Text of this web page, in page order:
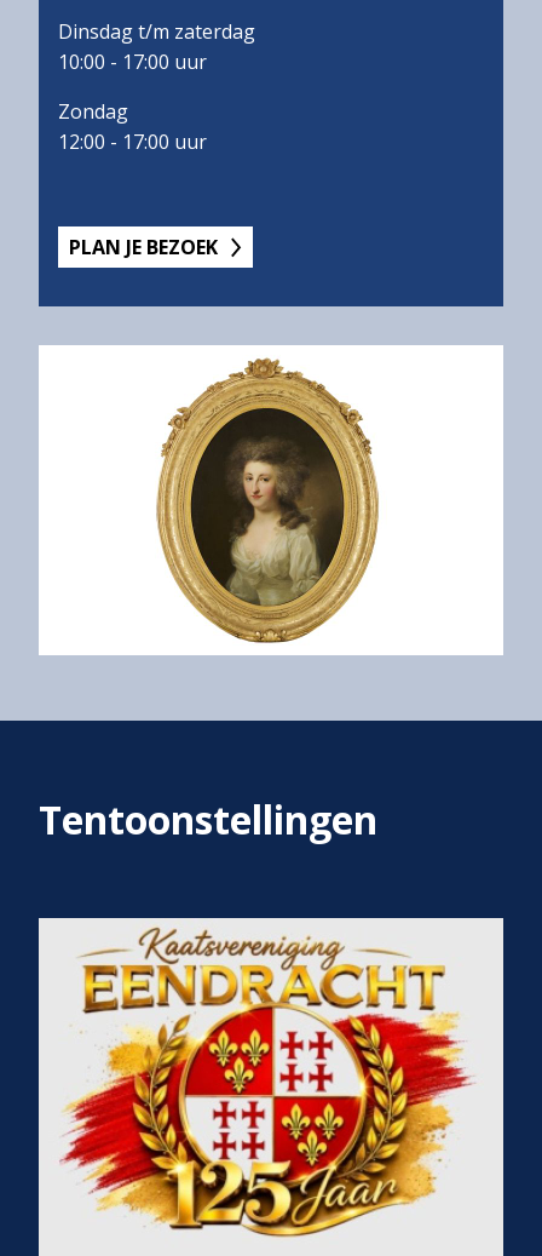
Dinsdag t/m zaterdag
10:00 - 17:00 uur
Zondag
12:00 - 17:00 uur
PLAN JE BEZOEK
Tentoonstellingen